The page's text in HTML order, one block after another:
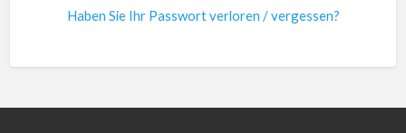
Haben Sie Ihr Passwort verloren / vergessen?